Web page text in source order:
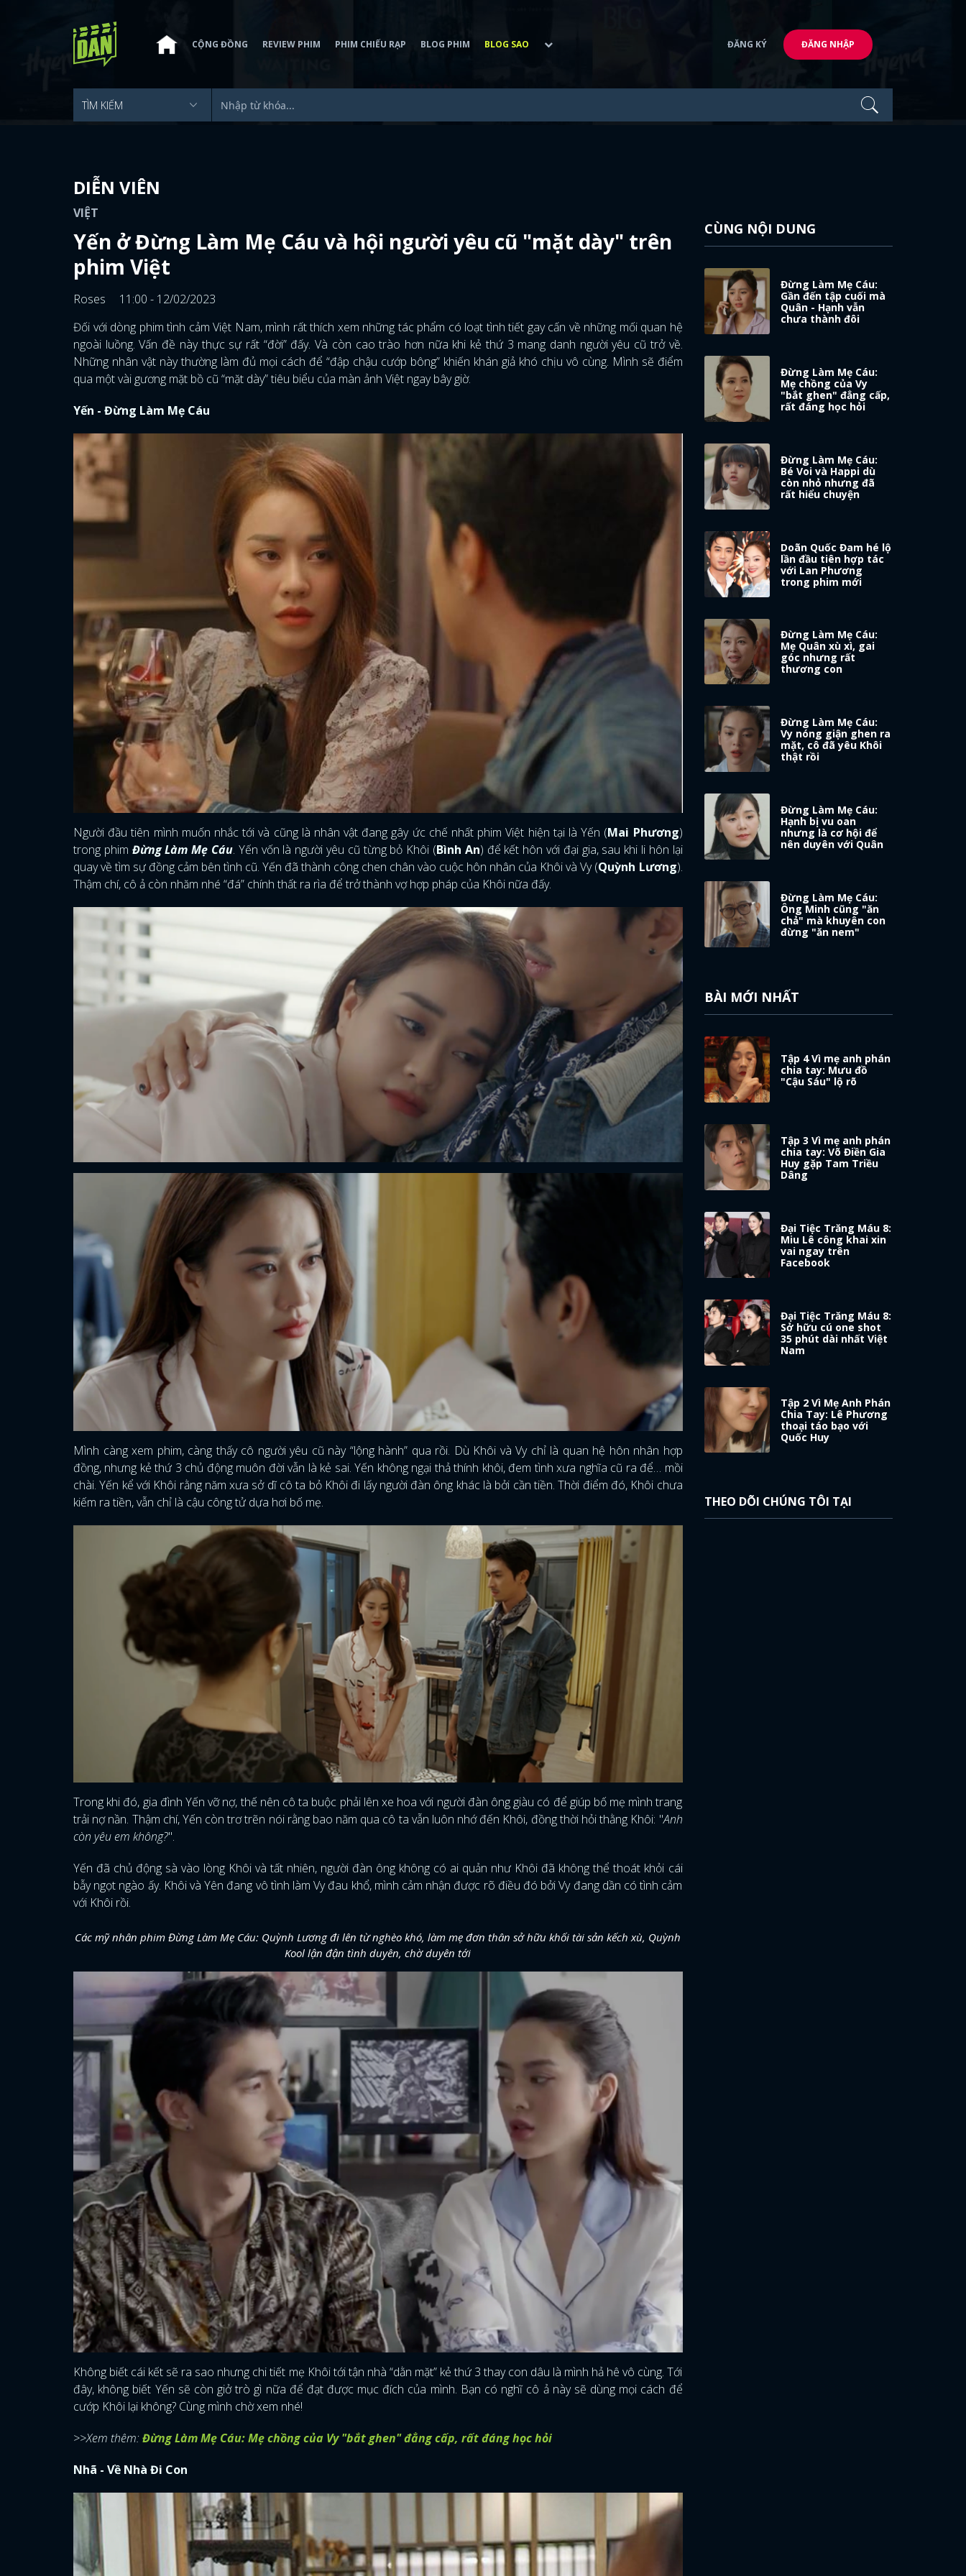
ĐĂNG NHẬP
FACEBOOK GOOGLE
CỘNG ĐỒNG REVIEW PHIM PHIM CHIẾU RẠP BLOG PHIM BLOG SAO ĐĂNG KÝ ĐĂNG NHẬP
DIỄN VIÊN
VIỆT
Yến ở Đừng Làm Mẹ Cáu và hội người yêu cũ "mặt dày" trên
phim Việt
Roses
11:00 - 12/02/2023
Đối với dòng phim tình cảm Việt Nam, mình rất thích xem những tác phẩm có loạt tình tiết gay cấn về những mối quan hệ
ngoài luồng. Vấn đề này thực sự rất “đời” đấy. Và còn cao trào hơn nữa khi kẻ thứ 3 mang danh người yêu cũ trở về.
Những nhân vật này thường làm đủ mọi cách để “đập chậu cướp bông” khiến khán giả khó chịu vô cùng. Mình sẽ điểm
qua một vài gương mặt bồ cũ “mặt dày” tiêu biểu của màn ảnh Việt ngay bây giờ.
Yến - Đừng Làm Mẹ Cáu
Người đầu tiên mình muốn nhắc tới và cũng là nhân vật đang gây ức chế nhất phim Việt hiện tại là Yến (Mai Phương)
trong phim Đừng Làm Mẹ Cáu. Yến vốn là người yêu cũ từng bỏ Khôi (Bình An) để kết hôn với đại gia, sau khi li hôn lại
quay về tìm sự đồng cảm bên tình cũ. Yến đã thành công chen chân vào cuộc hôn nhân của Khôi và Vy (Quỳnh Lương).
Thậm chí, cô ả còn nhăm nhé “đá” chính thất ra rìa để trở thành vợ hợp pháp của Khôi nữa đấy.
Mình càng xem phim, càng thấy cô người yêu cũ này “lộng hành” qua rồi. Dù Khôi và Vy chỉ là quan hệ hôn nhân hợp
đồng, nhưng kẻ thứ 3 chủ động muôn đời vẫn là kẻ sai. Yến không ngại thả thính khôi, đem tình xưa nghĩa cũ ra để… mồi
chài. Yến kể với Khôi rằng năm xưa sở dĩ cô ta bỏ Khôi đi lấy người đàn ông khác là bởi cần tiền. Thời điểm đó, Khôi chưa
kiếm ra tiền, vẫn chỉ là cậu công tử dựa hơi bố mẹ.
Trong khi đó, gia đình Yến vỡ nợ, thế nên cô ta buộc phải lên xe hoa với người đàn ông giàu có để giúp bố mẹ mình trang
trải nợ nần. Thậm chí, Yến còn trơ trẽn nói rằng bao năm qua cô ta vẫn luôn nhớ đến Khôi, đồng thời hỏi thằng Khôi: "Anh
còn yêu em không?".
Yến đã chủ động sà vào lòng Khôi và tất nhiên, người đàn ông không có ai quản như Khôi đã không thể thoát khỏi cái
bẫy ngọt ngào ấy. Khôi và Yên đang vô tình làm Vy đau khổ, mình cảm nhận được rõ điều đó bởi Vy đang dần có tình cảm
với Khôi rồi.
Các mỹ nhân phim Đừng Làm Mẹ Cáu: Quỳnh Lương đi lên từ nghèo khó, làm mẹ đơn thân sở hữu khối tài sản kếch xù, Quỳnh
Kool lận đận tình duyên, chờ duyên tới
Không biết cái kết sẽ ra sao nhưng chi tiết mẹ Khôi tới tận nhà “dằn mặt” kẻ thứ 3 thay con dâu là mình hả hê vô cùng. Tới
đây, không biết Yến sẽ còn giở trò gì nữa để đạt được mục đích của mình. Bạn có nghĩ cô ả này sẽ dùng mọi cách để
cướp Khôi lại không? Cùng mình chờ xem nhé!
>>Xem thêm:Đừng Làm Mẹ Cáu: Mẹ chồng của Vy "bắt ghen" đẳng cấp, rất đáng học hỏi
Nhã - Về Nhà Đi Con
CÙNG NỘI DUNG
Đừng Làm Mẹ Cáu:
Gần đến tập cuối mà
Quân - Hạnh vẫn
chưa thành đôi
Đừng Làm Mẹ Cáu:
Mẹ chồng của Vy
"bắt ghen" đẳng cấp,
rất đáng học hỏi
Đừng Làm Mẹ Cáu:
Bé Voi và Happi dù
còn nhỏ nhưng đã
rất hiểu chuyện
Doãn Quốc Đam hé lộ
lần đầu tiên hợp tác
với Lan Phương
trong phim mới
Đừng Làm Mẹ Cáu:
Mẹ Quân xù xì, gai
góc nhưng rất
thương con
Đừng Làm Mẹ Cáu:
Vy nóng giận ghen ra
mặt, cô đã yêu Khôi
thật rồi
Đừng Làm Mẹ Cáu:
Hạnh bị vu oan
nhưng là cơ hội để
nên duyên với Quân
Đừng Làm Mẹ Cáu:
Ông Minh cũng "ăn
chả" mà khuyên con
đừng "ăn nem"
BÀI MỚI NHẤT
Tập 4 Vì mẹ anh phán
chia tay: Mưu đồ
"Cậu Sáu" lộ rõ
Tập 3 Vì mẹ anh phán
chia tay: Võ Điền Gia
Huy gặp Tam Triều
Dâng
Đại Tiệc Trăng Máu 8:
Miu Lê công khai xin
vai ngay trên
Facebook
Đại Tiệc Trăng Máu 8:
Sở hữu cú one shot
35 phút dài nhất Việt
Nam
Tập 2 Vì Mẹ Anh Phán
Chia Tay: Lê Phương
thoại táo bạo với
Quốc Huy
THEO DÕI CHÚNG TÔI TẠI